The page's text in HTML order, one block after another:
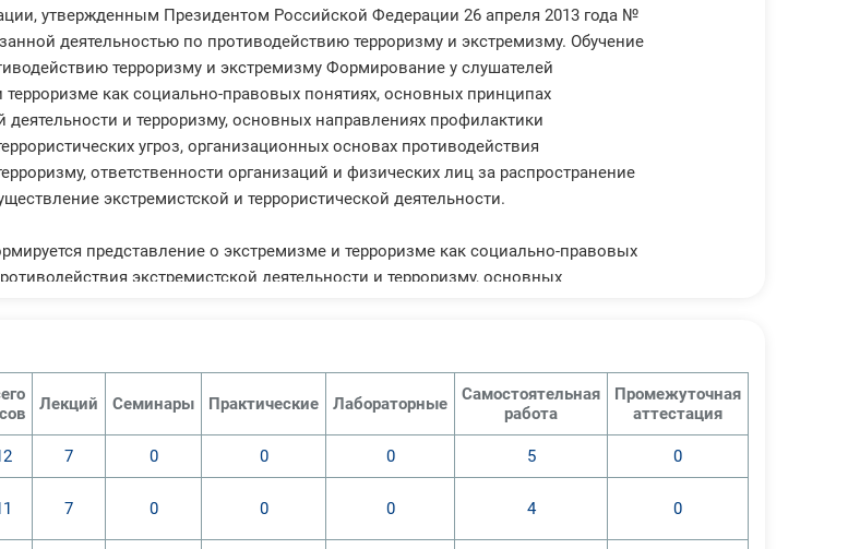
утвержденным Президентом Российской Федерации 26 апреля 2013 года №
деятельностью по противодействию терроризму и экстремизму. Обучение
терроризму и экстремизму Формирование у слушателей
как социально-правовых понятиях, основных принципах
деятельности и терроризму, основных направлениях профилактики
угроз, организационных основах противодействия
ответственности организаций и физических лиц за распространение
экстремистской и террористической деятельности.
представление о экстремизме и терроризме как социально-правовых
экстремистской деятельности и терроризму, основных
Лекций Семинары Практические Лабораторные
Самостоятельная
работа
Промежуточная
аттестация
7 0 0 0 5 0
7 0 0 0 4 0